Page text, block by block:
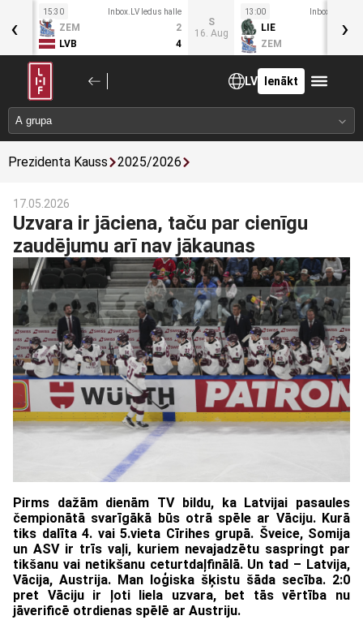
Aug
15:30 Inbox.LV ledus halle
ZEM
2
LVB
4
S
16. Aug
13:00 Inbox.LV
LIE
ZEM
‹ ›
LV Ienākt
Prezidenta Kauss 2025/2026
17.05.2026
Uzvara ir jāciena, taču par cienīgu
zaudējumu arī nav jākaunas
Pirms dažām dienām TV bildu, ka Latvijai pasaules
čempionātā svarīgākā būs otrā spēle ar Vāciju. Kurā
tiks dalīta 4. vai 5.vieta Cīrihes grupā. Šveice, Somija
un ASV ir trīs vaļi, kuriem nevajadzētu saspringt par
tikšanu vai netikšanu ceturtdaļfinālā. Un tad – Latvija,
Vācija, Austrija. Man loģiska šķistu šāda secība. 2:0
pret Vāciju ir ļoti liela uzvara, bet tās vērtība nu
jāverificē otrdienas spēlē ar Austriju.